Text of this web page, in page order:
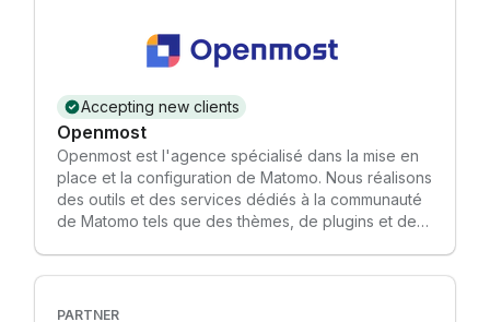
curated library of startup deals and can join our
growing community of founders. Premium members
unlock exclusive offers, deeper discounts, and
priority access to new partner deals added
regularly. Beyond deals, StartGround serves as a
resource hub — featuring software guides,
reviews, and comparisons to help founders make
smarter buying decisions at every stage of building
their startup.
Accepting new clients
Openmost
Openmost est l'agence spécialisé dans la mise en
place et la configuration de Matomo. Nous réalisons
des outils et des services dédiés à la communauté
de Matomo tels que des thèmes, de plugins et des
contribue à la communauté de Matomo : • 2 thèmes
PARTNER